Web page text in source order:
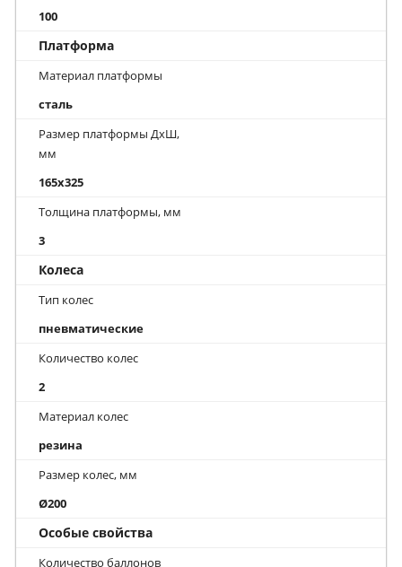
100
Платформа
Материал платформы
сталь
Размер платформы ДхШ,
мм
165x325
Толщина платформы, мм
3
Колеса
Тип колес
пневматические
Количество колес
2
Материал колес
резина
Размер колес, мм
Ø200
Особые свойства
Количество баллонов